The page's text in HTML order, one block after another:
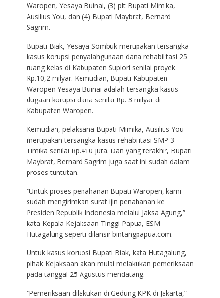
Waropen, Yesaya Buinai, (3) plt Bupati Mimika,
Ausilius You, dan (4) Bupati Maybrat, Bernard
Sagrim.
Bupati Biak, Yesaya Sombuk merupakan tersangka
kasus korupsi penyalahgunaan dana rehabilitasi 25
ruang kelas di Kabupaten Supiori senilai proyek
Rp.10,2 milyar. Kemudian, Bupati Kabupaten
Waropen Yesaya Buinai adalah tersangka kasus
dugaan korupsi dana senilai Rp. 3 milyar di
Kabupaten Waropen.
Kemudian, pelaksana Bupati Mimika, Ausilius You
merupakan tersangka kasus rehabilitasi SMP 3
Timika senilai Rp.410 juta. Dan yang terakhir, Bupati
Maybrat, Bernard Sagrim juga saat ini sudah dalam
proses tuntutan.
“Untuk proses penahanan Bupati Waropen, kami
sudah mengirimkan surat ijin penahanan ke
Presiden Republik Indonesia melalui Jaksa Agung,”
kata Kepala Kejaksaan Tinggi Papua, ESM
Hutagalung seperti dilansir bintangpapua.com.
Untuk kasus korupsi Bupati Biak, kata Hutagalung,
pihak Kejaksaan akan mulai melakukan pemeriksaan
pada tanggal 25 Agustus mendatang.
“Pemeriksaan dilakukan di Gedung KPK di Jakarta,”